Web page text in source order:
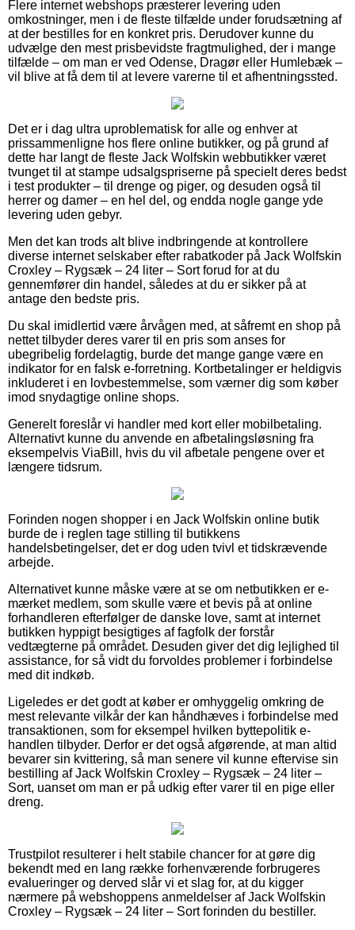
Flere internet webshops præsterer levering uden
omkostninger, men i de fleste tilfælde under forudsætning af
at der bestilles for en konkret pris. Derudover kunne du
udvælge den mest prisbevidste fragtmulighed, der i mange
tilfælde – om man er ved Odense, Dragør eller Humlebæk –
vil blive at få dem til at levere varerne til et afhentningssted.
Det er i dag ultra uproblematisk for alle og enhver at
prissammenligne hos flere online butikker, og på grund af
dette har langt de fleste Jack Wolfskin webbutikker været
tvunget til at stampe udsalgspriserne på specielt deres bedst
i test produkter – til drenge og piger, og desuden også til
herrer og damer – en hel del, og endda nogle gange yde
levering uden gebyr.
Men det kan trods alt blive indbringende at kontrollere
diverse internet selskaber efter rabatkoder på Jack Wolfskin
Croxley – Rygsæk – 24 liter – Sort forud for at du
gennemfører din handel, således at du er sikker på at
antage den bedste pris.
Du skal imidlertid være årvågen med, at såfremt en shop på
nettet tilbyder deres varer til en pris som anses for
ubegribelig fordelagtig, burde det mange gange være en
indikator for en falsk e-forretning. Kortbetalinger er heldigvis
inkluderet i en lovbestemmelse, som værner dig som køber
imod snydagtige online shops.
Generelt foreslår vi handler med kort eller mobilbetaling.
Alternativt kunne du anvende en afbetalingsløsning fra
eksempelvis ViaBill, hvis du vil afbetale pengene over et
længere tidsrum.
Forinden nogen shopper i en Jack Wolfskin online butik
burde de i reglen tage stilling til butikkens
handelsbetingelser, det er dog uden tvivl et tidskrævende
arbejde.
Alternativet kunne måske være at se om netbutikken er e-
mærket medlem, som skulle være et bevis på at online
forhandleren efterfølger de danske love, samt at internet
butikken hyppigt besigtiges af fagfolk der forstår
vedtægterne på området. Desuden giver det dig lejlighed til
assistance, for så vidt du forvoldes problemer i forbindelse
med dit indkøb.
Ligeledes er det godt at køber er omhyggelig omkring de
mest relevante vilkår der kan håndhæves i forbindelse med
transaktionen, som for eksempel hvilken byttepolitik e-
handlen tilbyder. Derfor er det også afgørende, at man altid
bevarer sin kvittering, så man senere vil kunne eftervise sin
bestilling af Jack Wolfskin Croxley – Rygsæk – 24 liter –
Sort, uanset om man er på udkig efter varer til en pige eller
dreng.
Trustpilot resulterer i helt stabile chancer for at gøre dig
bekendt med en lang række forhenværende forbrugeres
evalueringer og derved slår vi et slag for, at du kigger
nærmere på webshoppens anmeldelser af Jack Wolfskin
Croxley – Rygsæk – 24 liter – Sort forinden du bestiller.